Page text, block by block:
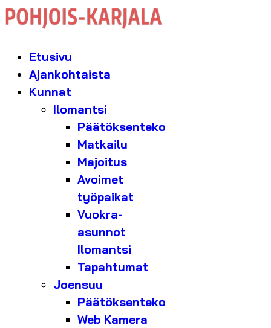
Etusivu
Ajankohtaista
Kunnat
Ilomantsi
Päätöksenteko
Matkailu
Majoitus
Avoimet
työpaikat
Vuokra-
asunnot
Ilomantsi
Tapahtumat
Joensuu
Päätöksenteko
Web Kamera